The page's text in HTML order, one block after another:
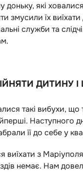
доньку, які
змусили їх
служби та
ДИТИНУ
такі вибухи, що
Наступного
її до себе у
з
немає. Нам